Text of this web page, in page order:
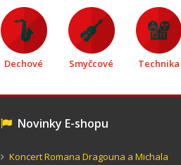
Dechové Smyčcové Technika
Novinky E-shopu
Koncert Romana Dragouna a Michala